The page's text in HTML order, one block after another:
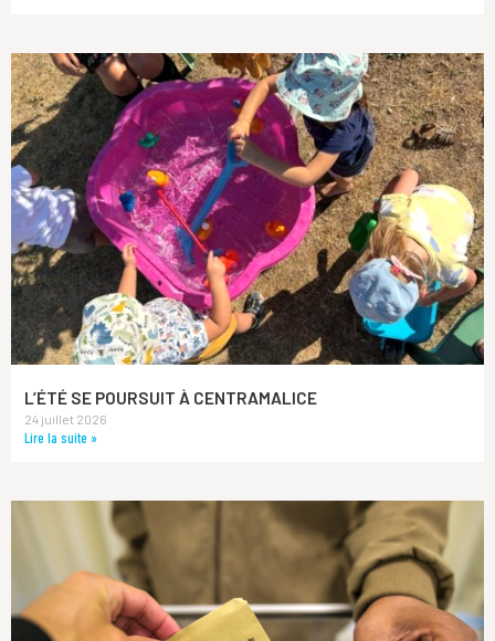
L’ÉTÉ SE POURSUIT À CENTRAMALICE
24 juillet 2026
Lire la suite »